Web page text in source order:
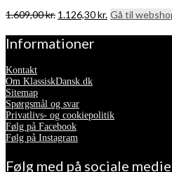
1.609,00kr. Den
pris
var:
1.126,30kr. Den
pris
Gå til
Informationer
Kontakt
Om KlassiskDansk.dk
Sitemap
Spørgsmål og svar
Privatlivs- og cookiepolitik
Følg på Facebook
Følg på Instagram
Følg med på sociale